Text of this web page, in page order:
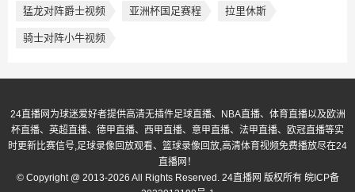
猛龙对阵爵士视频 亚洲杯国足赛程 拉里休斯
骑士对阵小牛视频
24直播网为球迷爱好者提供高清无插件足球直播、NBA直播、体育直播以及欧洲
杯直播、英超直播、德甲直播、西甲直播、意甲直播、法甲直播、欧冠直播等实
时更新比赛信号,足球录像回放观看、篮球录像回放,高清体育视频免费播放尽在24
直播网！
© Copyright @ 2013-2026 All Rights Reserved. 24直播网 版权所有 皖ICP备